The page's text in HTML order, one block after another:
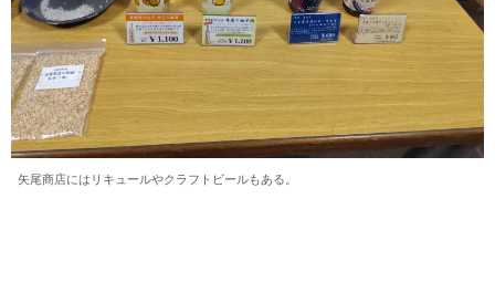
矢尾商店にはリキュールやクラフトビールもある。